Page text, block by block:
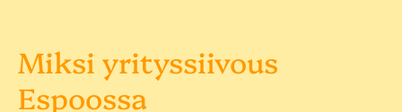
Miksi yrityssiivous
Espoossa